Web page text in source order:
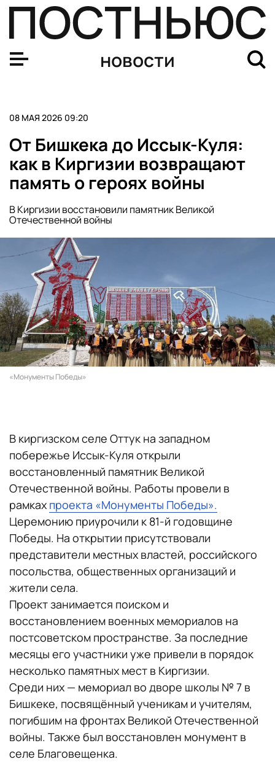
новости
08 МАЯ 2026 09:20
От Бишкека до Иссык-Куля:
как в Киргизии возвращают
память о героях войны
В Киргизии восстановили памятник Великой
Отечественной войны
«Монументы Победы»
В киргизском селе Оттук на западном
побережье Иссык-Куля открыли
восстановленный памятник Великой
Отечественной войны. Работы провели в
рамках проекта «Монументы Победы».
Церемонию приурочили к 81-й годовщине
Победы. На открытии присутствовали
представители местных властей, российского
посольства, общественных организаций и
жители села.
Проект занимается поиском и
восстановлением военных мемориалов на
постсоветском пространстве. За последние
месяцы его участники уже привели в порядок
несколько памятных мест в Киргизии.
Среди них — мемориал во дворе школы № 7 в
Бишкеке, посвящённый ученикам и учителям,
погибшим на фронтах Великой Отечественной
войны. Также был восстановлен монумент в
селе Благовещенка.
Альпинист Одинцов рассказал о гибели друга на